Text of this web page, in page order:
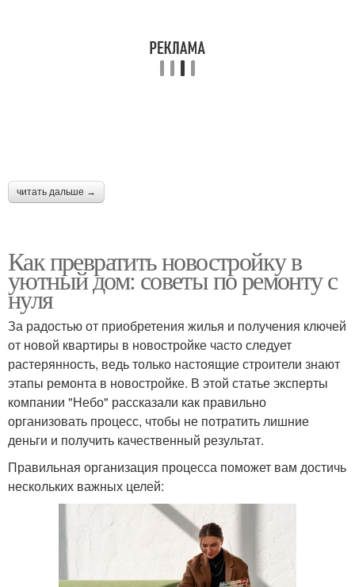
читать дальше →
Как превратить новостройку в
уютный дом: советы по ремонту с
нуля
За радостью от приобретения жилья и получения ключей
от новой квартиры в новостройке часто следует
растерянность, ведь только настоящие строители знают
этапы ремонта в новостройке. В этой статье эксперты
компании "Небо" рассказали как правильно
организовать процесс, чтобы не потратить лишние
деньги и получить качественный результат.
Правильная организация процесса поможет вам достичь
нескольких важных целей: